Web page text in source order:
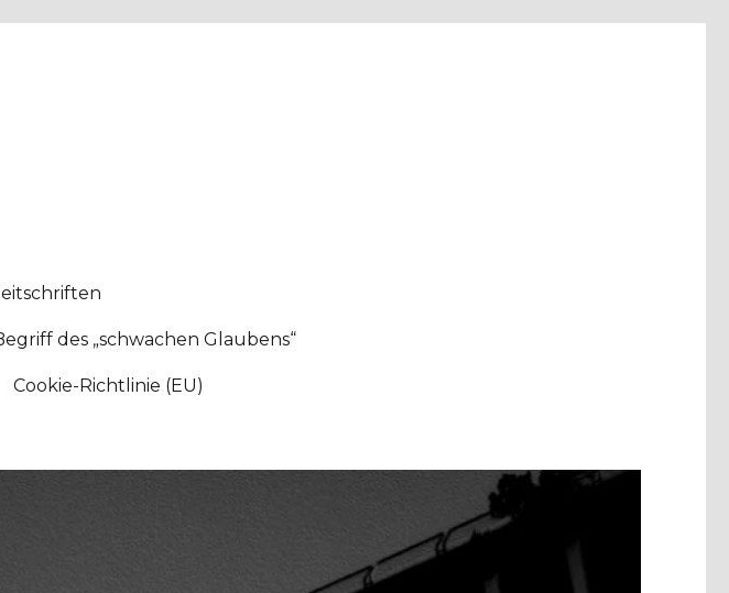
des „schwachen Glaubens“
Cookie-Richtlinie (EU)